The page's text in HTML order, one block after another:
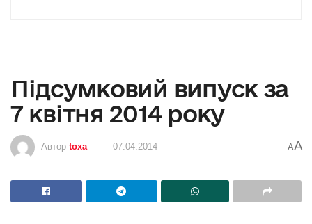
Підсумковий випуск за
7 квітня 2014 року
Автор toxa 07.04.2014 AA